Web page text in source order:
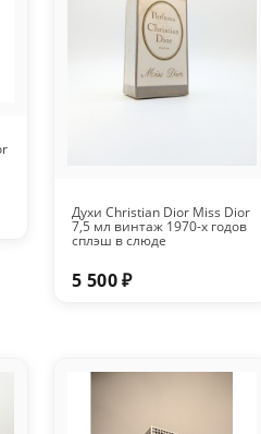
Духи Christian Dior Miss Dior
7,5 мл винтаж 1970-х годов
сплэш в слюде
5 500 ₽